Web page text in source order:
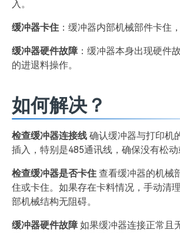
入。
缓冲器卡住 ：缓冲器内部机械部件卡住
缓冲器硬件故障 ：缓冲器本身出现硬件
的进退料操作。
如何解决？
检查缓冲器连接线 确认缓冲器与打印机
插入，特别是485通讯线，确保没有松动
检查缓冲器是否卡住 查看缓冲器的机械
住或卡住。如果存在卡料情况，手动清
部机械结构无阻碍。
缓冲器硬件故障 如果缓冲器连接正常且